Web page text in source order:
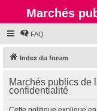
Marchés
FAQ
Index du forum
Marchés publics de
confidentialité